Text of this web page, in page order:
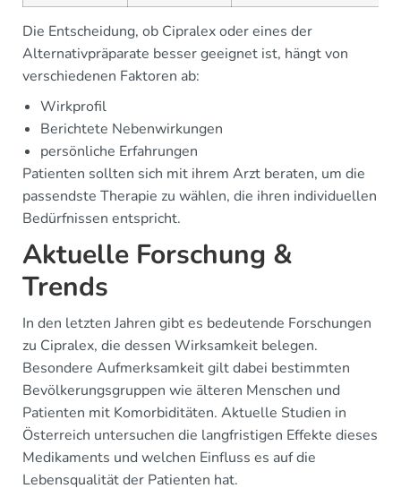
Die Entscheidung, ob Cipralex oder eines der
Alternativpräparate besser geeignet ist, hängt von
verschiedenen Faktoren ab:
Wirkprofil
Berichtete Nebenwirkungen
persönliche Erfahrungen
Patienten sollten sich mit ihrem Arzt beraten, um die
passendste Therapie zu wählen, die ihren individuellen
Bedürfnissen entspricht.
Aktuelle Forschung &
Trends
In den letzten Jahren gibt es bedeutende Forschungen
zu Cipralex, die dessen Wirksamkeit belegen.
Besondere Aufmerksamkeit gilt dabei bestimmten
Bevölkerungsgruppen wie älteren Menschen und
Patienten mit Komorbiditäten. Aktuelle Studien in
Österreich untersuchen die langfristigen Effekte dieses
Medikaments und welchen Einfluss es auf die
Lebensqualität der Patienten hat.